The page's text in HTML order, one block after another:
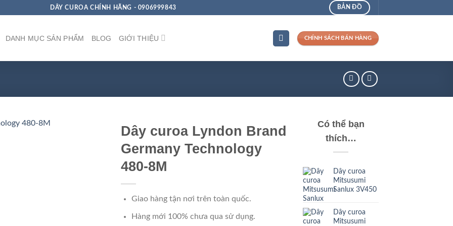
DÂY CUROA CHÍNH HÃNG - 0906999843 BẢN ĐỒ
DANH MỤC SẢN PHẨM BLOG GIỚI THIỆU CHÍNH SÁCH BÁN HÀNG
Dây curoa Lyndon Brand
Germany Technology
480-8M
Giao hàng tận nơi trên toàn quốc.
Hàng mới 100% chưa qua sử dụng.
Có thể bạn
thích…
Dây curoa
Mitsusumi
Sanlux 3V450
Dây curoa
Mitsusumi